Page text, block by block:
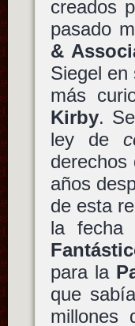
creados
pasado
&
Siegel
más
Kirby.
ley de
años
de esta
la
para la
que
millones